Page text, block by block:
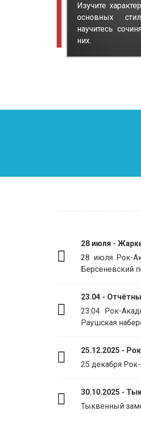
Изучите
основных
научитесь
них.
28 июля -
28 июля Рок-
Берсеневский
23.04 -
23.04 Рок-
Раушская
25.12.2025 -
25 декабря
30.10.2025 -
Тыквенный